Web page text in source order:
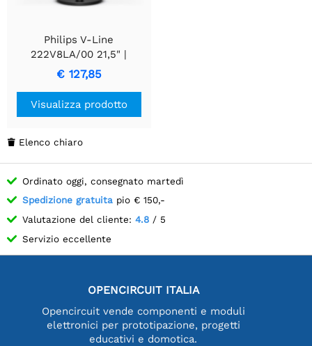
Philips V-Line
222V8LA/00 21,5" |
1920x1080 VA | 75Hz |
Altoparlanti Integrati |
Compatibile VESA |
Monitor
€ 127,85
Visualizza prodotto
 Elenco chiaro
Ordinato oggi, consegnato martedì
Spedizione gratuita pio € 150,-
Valutazione del cliente: 4.8 / 5
Servizio eccellente
OPENCIRCUIT ITALIA
Opencircuit vende componenti e moduli
elettronici per prototipazione, progetti
educativi e domotica.